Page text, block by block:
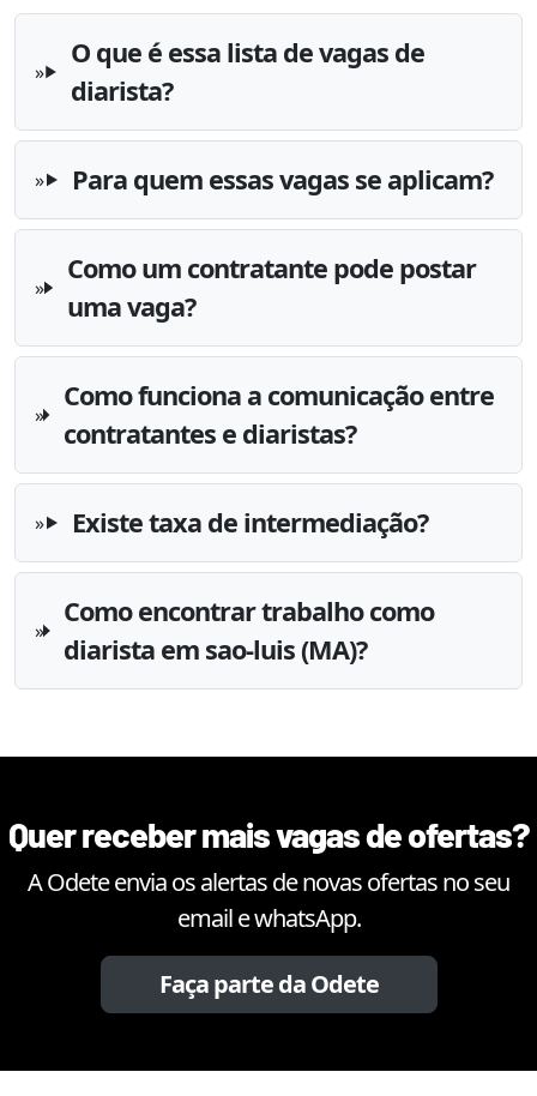
O que é essa lista de vagas de
diarista?
Para quem essas vagas se aplicam?
Como um contratante pode postar
uma vaga?
Como funciona a comunicação entre
contratantes e diaristas?
Existe taxa de intermediação?
Como encontrar trabalho como
diarista em sao-luis (MA)?
Quer receber mais vagas de ofertas?
A Odete envia os alertas de novas ofertas no seu
email e whatsApp.
Faça parte da Odete